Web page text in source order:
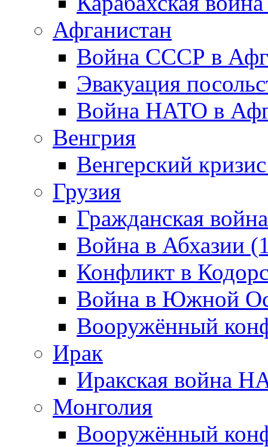
Афганистан
Война СССР в
Эвакуация
Война НАТО в
Венгрия
Венгерский
Грузия
Гражданская
Война в Абхазии
Конфликт в
Война в Южной
Вооружённый
Ирак
Иракская война
Монголия
Вооружённый